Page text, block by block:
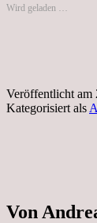
Wird geladen …
Veröffentlicht am
Kategorisiert als
Von